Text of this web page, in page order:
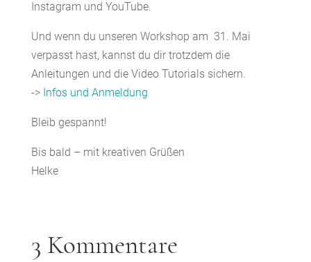
Instagram und YouTube.
Und wenn du unseren Workshop am 31. Mai
verpasst hast, kannst du dir trotzdem die
Anleitungen und die Video Tutorials sichern.
-> Infos und Anmeldung
Bleib gespannt!
Bis bald – mit kreativen Grüßen
Helke
3 Kommentare